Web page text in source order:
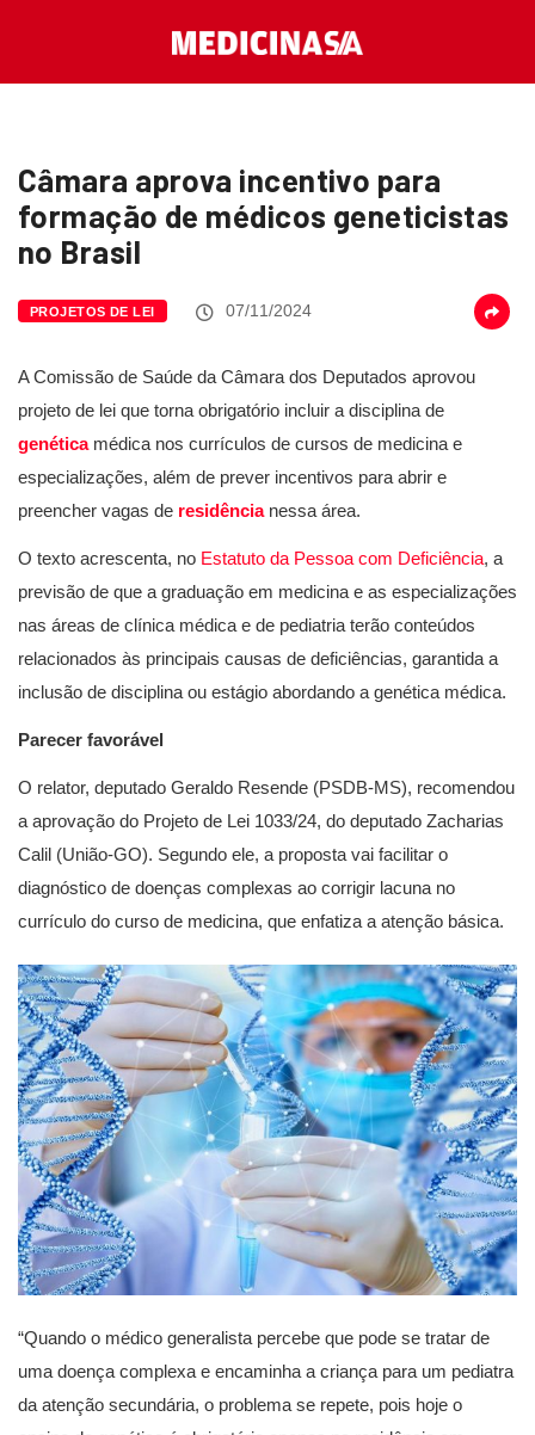
Câmara aprova incentivo para
formação de médicos geneticistas
no Brasil
PROJETOS DE LEI 07/11/2024
A Comissão de Saúde da Câmara dos Deputados aprovou
projeto de lei que torna obrigatório incluir a disciplina de
genética médica nos currículos de cursos de medicina e
especializações, além de prever incentivos para abrir e
preencher vagas de residência nessa área.
O texto acrescenta, no Estatuto da Pessoa com Deficiência, a
previsão de que a graduação em medicina e as especializações
nas áreas de clínica médica e de pediatria terão conteúdos
relacionados às principais causas de deficiências, garantida a
inclusão de disciplina ou estágio abordando a genética médica.
Parecer favorável
O relator, deputado Geraldo Resende (PSDB-MS), recomendou
a aprovação do Projeto de Lei 1033/24, do deputado Zacharias
Calil (União-GO). Segundo ele, a proposta vai facilitar o
diagnóstico de doenças complexas ao corrigir lacuna no
currículo do curso de medicina, que enfatiza a atenção básica.
“Quando o médico generalista percebe que pode se tratar de
uma doença complexa e encaminha a criança para um pediatra
da atenção secundária, o problema se repete, pois hoje o